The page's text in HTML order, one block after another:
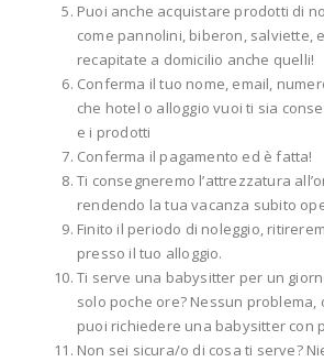
Puoi anche acquistare prodotti di
come pannolini, biberon, salviette,
recapitate a domicilio anche quelli!
Conferma il tuo nome, email,
che hotel o alloggio vuoi ti sia
e i prodotti
Conferma il pagamento ed è fatta!
Ti consegneremo l’attrezzatura
rendendo la tua vacanza subito
Finito il periodo di noleggio,
presso il tuo alloggio.
Ti serve una babysitter per un
solo poche ore? Nessun problema,
puoi richiedere una babysitter con
Non sei sicura/o di cosa ti serve?